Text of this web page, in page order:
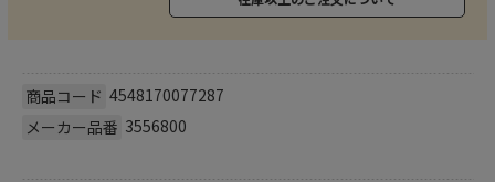
商品コード 4548170077287
メーカー品番 3556800